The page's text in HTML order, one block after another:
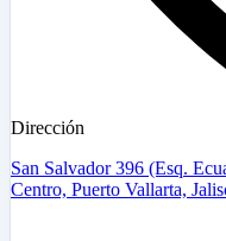
Dirección
San Salvador 396 (Esq.
Centro, Puerto Vallarta,